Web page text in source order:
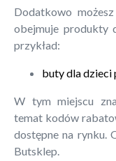
Dodatkowo
obejmuje produkty
przykład:
buty dla dzieci
W tym miejscu
temat kodów
dostępne na rynku.
Butsklep.